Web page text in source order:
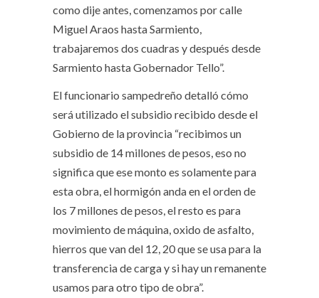
como dije antes, comenzamos por calle
Miguel Araos hasta Sarmiento,
trabajaremos dos cuadras y después desde
Sarmiento hasta Gobernador Tello”.
El funcionario sampedreño detalló cómo
será utilizado el subsidio recibido desde el
Gobierno de la provincia “recibimos un
subsidio de 14 millones de pesos, eso no
significa que ese monto es solamente para
esta obra, el hormigón anda en el orden de
los 7 millones de pesos, el resto es para
movimiento de máquina, oxido de asfalto,
hierros que van del 12, 20 que se usa para la
transferencia de carga y si hay un remanente
usamos para otro tipo de obra”.